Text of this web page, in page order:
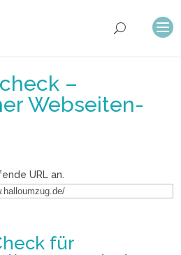
–
Webseiten-
URL an.
für